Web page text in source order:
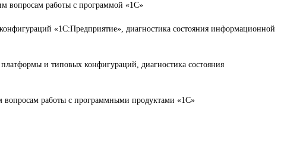
вопросам работы с программой «1С»
«1С:Предприятие», диагностика состояния информационной
и типовых конфигураций, диагностика состояния
вопросам работы с программными продуктами «1С»